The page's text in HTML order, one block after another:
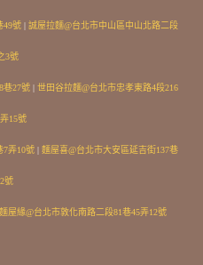
49號| 誠屋拉麵@台北市中山區中山北路二段
3號
巷27號| 世田谷拉麵@台北市忠孝東路4段216
15號
7弄10號| 麵屋喜@台北市大安區延吉街137巷
號
麵屋緣@台北市敦化南路二段81巷45弄12號